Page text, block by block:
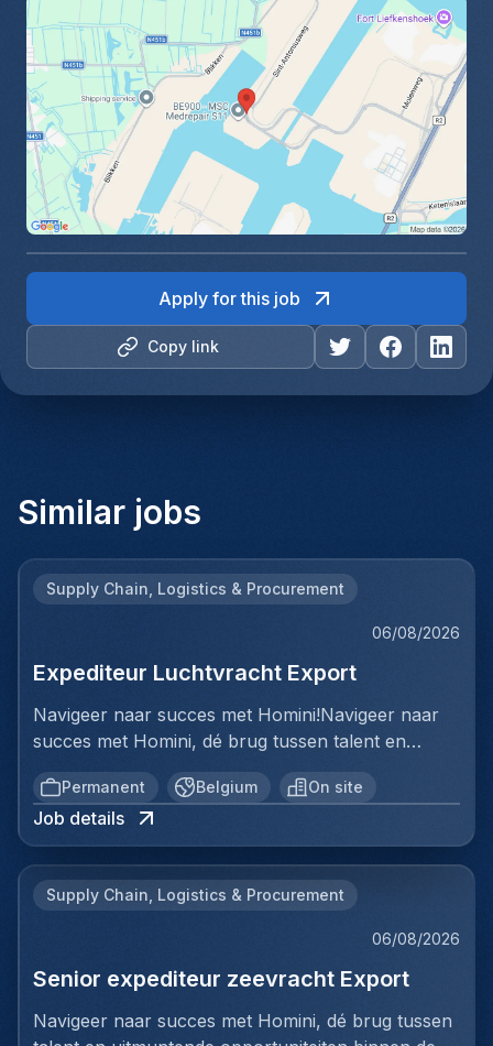
Copy link
Apply for this job
Similar jobs
Supply Chain, Logistics & Procurement
06/08/2026
Expediteur Luchtvracht Export
Navigeer naar succes met Homini!Navigeer naar
succes met Homini, dé brug tussen talent en
uitmuntende opportuniteiten binnen de
arbeidsmarkt. Als voorloper in wervingsdiensten,
matchen we toptalent met topbedrijven in diverse
sectoren. Met onze expertise en toewijding streven
plaatsingen. Bij Homini staat elk individu centraal;
ons team Logistiek & Distributie zoeken we een
Expediteur Luchtvracht Export voor een
een geboren organisator met een passie voor
Permanent Belgium On site
Job details
Supply Chain, Logistics & Procurement
06/08/2026
Senior expediteur zeevracht Export
Navigeer naar succes met Homini, dé brug tussen